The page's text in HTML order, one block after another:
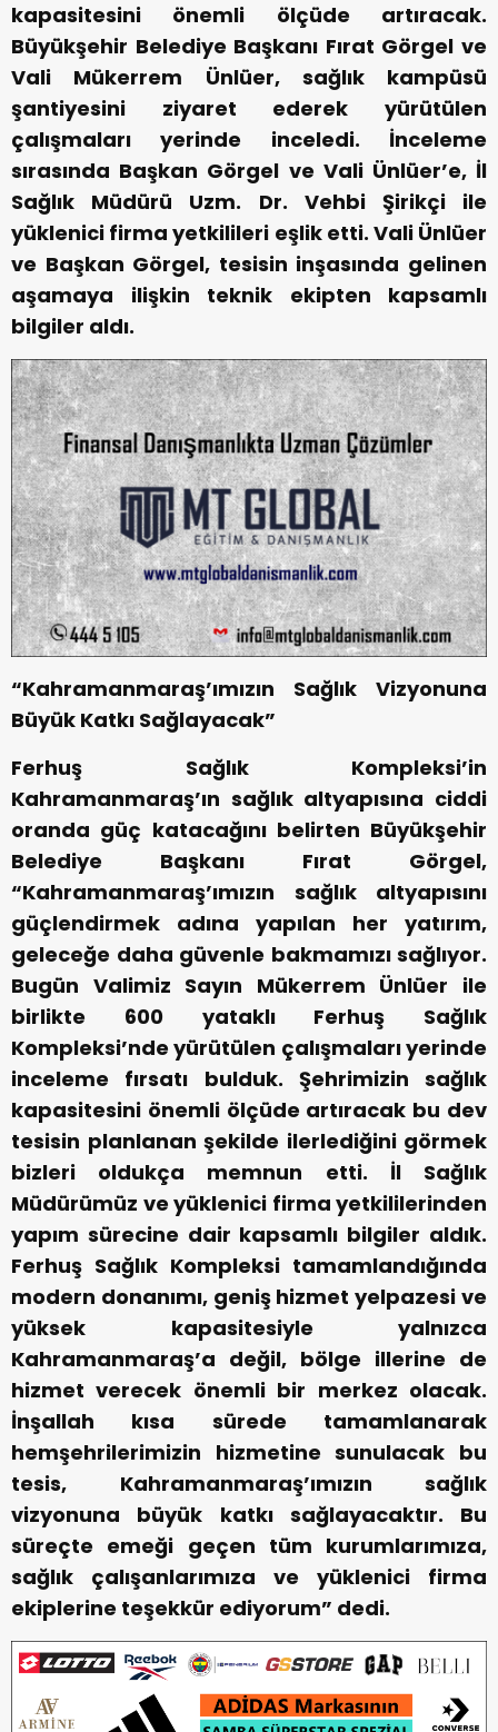
kapasitesini önemli ölçüde artıracak.
Büyükşehir Belediye Başkanı Fırat Görgel ve
Vali Mükerrem Ünlüer, sağlık kampüsü
şantiyesini ziyaret ederek yürütülen
çalışmaları yerinde inceledi. İnceleme
sırasında Başkan Görgel ve Vali Ünlüer’e, İl
Sağlık Müdürü Uzm. Dr. Vehbi Şirikçi ile
yüklenici firma yetkilileri eşlik etti. Vali Ünlüer
ve Başkan Görgel, tesisin inşasında gelinen
aşamaya ilişkin teknik ekipten kapsamlı
bilgiler aldı.
“Kahramanmaraş’ımızın Sağlık Vizyonuna
Büyük Katkı Sağlayacak”
Ferhuş Sağlık Kompleksi’in
Kahramanmaraş’ın sağlık altyapısına ciddi
oranda güç katacağını belirten Büyükşehir
Belediye Başkanı Fırat Görgel,
“Kahramanmaraş’ımızın sağlık altyapısını
güçlendirmek adına yapılan her yatırım,
geleceğe daha güvenle bakmamızı sağlıyor.
Bugün Valimiz Sayın Mükerrem Ünlüer ile
birlikte 600 yataklı Ferhuş Sağlık
Kompleksi’nde yürütülen çalışmaları yerinde
inceleme fırsatı bulduk. Şehrimizin sağlık
kapasitesini önemli ölçüde artıracak bu dev
tesisin planlanan şekilde ilerlediğini görmek
bizleri oldukça memnun etti. İl Sağlık
Müdürümüz ve yüklenici firma yetkililerinden
yapım sürecine dair kapsamlı bilgiler aldık.
Ferhuş Sağlık Kompleksi tamamlandığında
modern donanımı, geniş hizmet yelpazesi ve
yüksek kapasitesiyle yalnızca
Kahramanmaraş’a değil, bölge illerine de
hizmet verecek önemli bir merkez olacak.
İnşallah kısa sürede tamamlanarak
hemşehrilerimizin hizmetine sunulacak bu
tesis, Kahramanmaraş’ımızın sağlık
vizyonuna büyük katkı sağlayacaktır. Bu
süreçte emeği geçen tüm kurumlarımıza,
sağlık çalışanlarımıza ve yüklenici firma
ekiplerine teşekkür ediyorum” dedi.